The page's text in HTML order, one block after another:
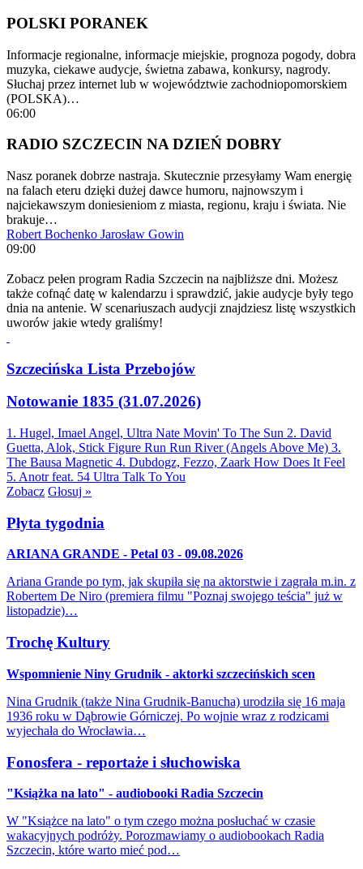
POLSKI PORANEK
Informacje regionalne, informacje miejskie, prognoza pogody, dobra
muzyka, ciekawe audycje, świetna zabawa, konkursy, nagrody.
Słuchaj przez internet lub w województwie zachodniopomorskiem
(POLSKA)…
06:00
RADIO SZCZECIN NA DZIEŃ DOBRY
Nasz poranek dobrze nastraja. Skutecznie przesyłamy Wam energię
na falach eteru dzięki dużej dawce humoru, najnowszym i
najciekawszym doniesieniom z miasta, regionu, kraju i świata. Nie
brakuje…
Robert Bochenko Jarosław Gowin
09:00
Zobacz pełen program Radia Szczecin na najbliższe dni. Możesz
także cofnąć datę w kalendarzu i sprawdzić, jakie audycje były tego
dnia na antenie. W scenariuszach audycji znajdziesz listę wszystkich
uworów jakie wtedy graliśmy!
Szczecińska Lista Przebojów
Notowanie 1835 (31.07.2026)
1. Hugel, Imael Angel, Ultra Nate Movin' To The Sun 2. David
Guetta, Alok, Stick Figure Run Run River (Angels Above Me) 3.
The Bausa Magnetic 4. Dubdogz, Fezzo, Zaark How Does It Feel
5. Anotr feat. 54 Ultra Talk To You
Zobacz Głosuj »
Płyta tygodnia
ARIANA GRANDE - Petal 03 - 09.08.2026
Ariana Grande po tym, jak skupiła się na aktorstwie i zagrała m.in. z
Robertem De Niro (premiera filmu "Poznaj swojego teścia" już w
listopadzie)…
Trochę Kultury
Wspomnienie Niny Grudnik - aktorki szczecińskich scen
Nina Grudnik (także Nina Grudnik-Banucha) urodziła się 16 maja
1936 roku w Dąbrowie Górniczej. Po wojnie wraz z rodzicami
wyjechała do Wrocławia…
Fonosfera - reportaże i słuchowiska
"Książka na lato" - audiobooki Radia Szczecin
W "Książce na lato" o tym czego można posłuchać w czasie
wakacyjnych podróży. Porozmawiamy o audiobookach Radia
Szczecin, które warto mieć pod…